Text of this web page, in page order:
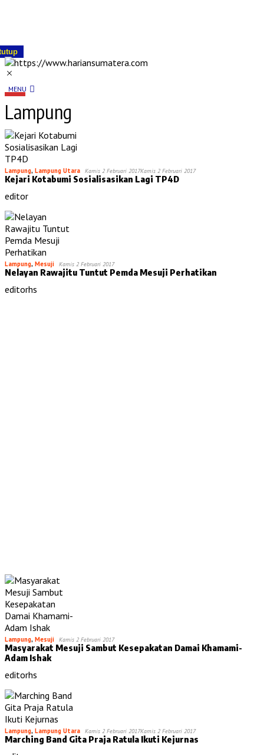
MENU
Lampung
Lampung, Lampung Utara Kamis 2 Februari 2017Kamis 2 Februari 2017
Kejari Kotabumi Sosialisasikan Lagi TP4D
editor
Lampung, Mesuji Kamis 2 Februari 2017
Nelayan Rawajitu Tuntut Pemda Mesuji Perhatikan
editorhs
Lampung, Mesuji Kamis 2 Februari 2017
Masyarakat Mesuji Sambut Kesepakatan Damai Khamami-
Adam Ishak
editorhs
Lampung, Lampung Utara Kamis 2 Februari 2017Kamis 2 Februari 2017
Marching Band Gita Praja Ratula Ikuti Kejurnas